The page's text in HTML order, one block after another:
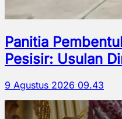
Panitia
Pesisir: Usulan
9 Agustus 2026 09.43